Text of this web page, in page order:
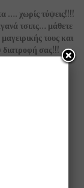
…. χωρίς τύψεις!!!!
τσιπς… μάθετε
τους και
διατροφή σας!!!